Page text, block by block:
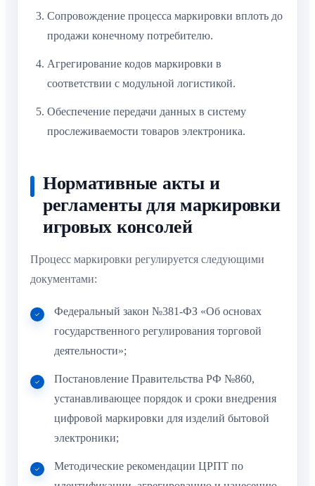
Сопровождение процесса маркировки вплоть до
продажи конечному потребителю.
Агрегирование кодов маркировки в
соответствии с модульной логистикой.
Обеспечение передачи данных в систему
прослеживаемости товаров электроника.
Нормативные акты и
регламенты для маркировки
игровых консолей
Процесс маркировки регулируется следующими
документами:
Федеральный закон №381-ФЗ «Об основах
государственного регулирования торговой
деятельности»;
Постановление Правительства РФ №860,
устанавливающее порядок и сроки внедрения
цифровой маркировки для изделий бытовой
электроники;
Методические рекомендации ЦРПТ по